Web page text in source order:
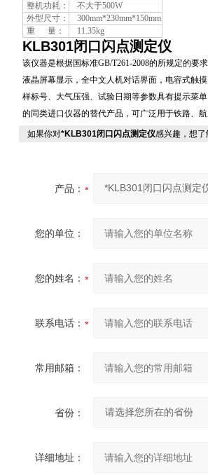
整机功耗：
不大于500W
外型尺寸：
300mm*230mm*150mm
重 量：
11.35kg
KLB301闭口闪点测定仪
该仪器是根据国标准GB/T261-2008的所规定的要
液晶屏幕显示，全中文人机对话界面，电容式触
样标号、大气压强、试验日期等参数具有提示菜
的同类进口仪器的替代产品，可广泛用于铁路、
如果你对*KLB301闭口闪点测定仪感兴趣，想了
产品：
您的单位：
您的姓名：
联系电话：
常用邮箱：
省份：
详细地址：